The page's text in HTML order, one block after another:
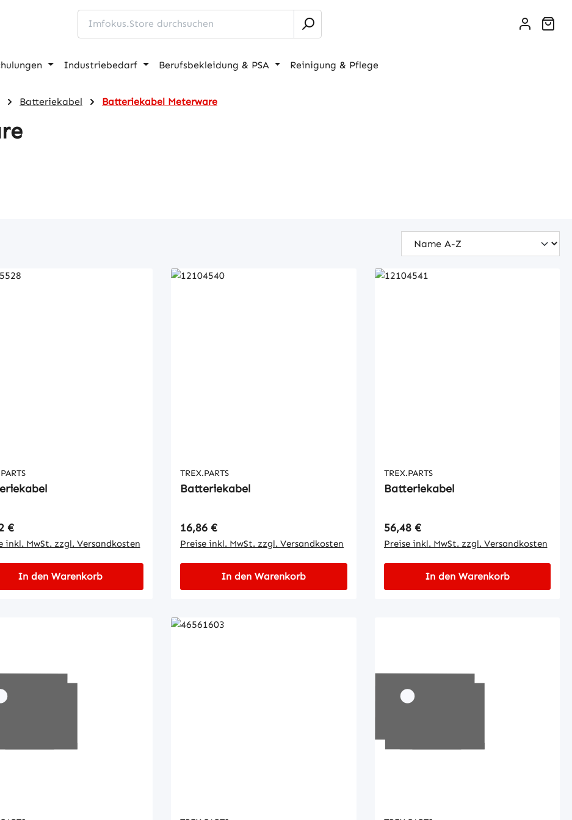
Industriebedarf Berufsbekleidung & PSA Reinigung & Pflege
Batteriekabel Batteriekabel Meterware
Preis:
€
inkl. MwSt. zzgl. Versandkosten
In den Warenkorb
TREX.PARTS
Batteriekabel
Regulärer Preis:
16,86 €
Preise inkl. MwSt. zzgl. Versandkosten
In den Warenkorb
TREX.PARTS
Batteriekabel
Regulärer Preis:
56,48 €
Preise inkl. MwSt. zzgl. Versandkosten
In den Warenkorb